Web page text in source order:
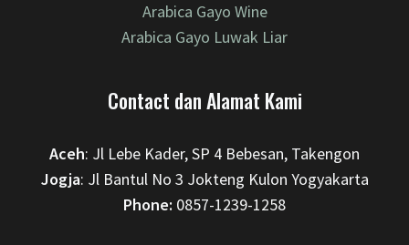
Arabica Gayo Wine
Arabica Gayo Luwak Liar
Contact dan Alamat Kami
Aceh: Jl Lebe Kader, SP 4 Bebesan, Takengon
Jogja: Jl Bantul No 3 Jokteng Kulon Yogyakarta
Phone: 0857-1239-1258